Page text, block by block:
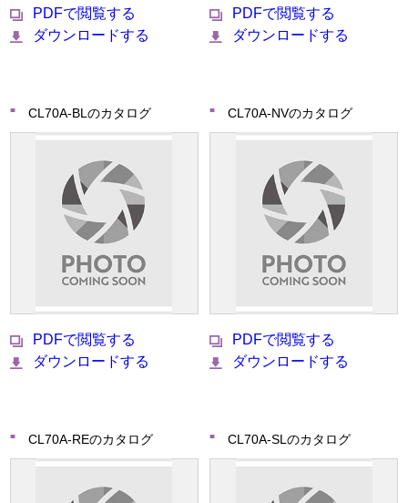
PDFで閲覧する
ダウンロードする
PDFで閲覧する
ダウンロードする
CL70A-BLのカタログ
PDFで閲覧する
ダウンロードする
CL70A-NVのカタログ
PDFで閲覧する
ダウンロードする
CL70A-REのカタログ CL70A-SLのカタログ